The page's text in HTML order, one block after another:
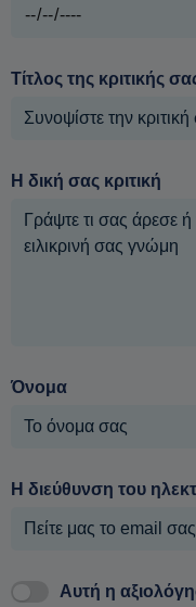
Τίτλος της κριτικής
Η δική σας κριτική
Όνομα
Η διεύθυνση του
Αυτή η